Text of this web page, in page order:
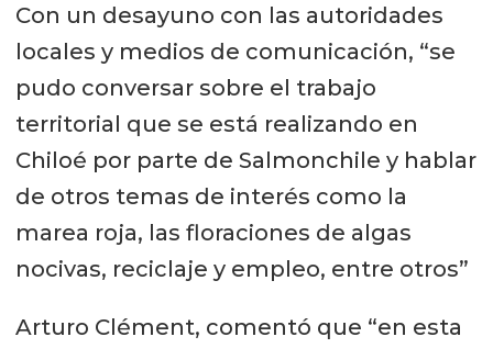
Con un desayuno con las autoridades
locales y medios de comunicación, “se
pudo conversar sobre el trabajo
territorial que se está realizando en
Chiloé por parte de Salmonchile y hablar
de otros temas de interés como la
marea roja, las floraciones de algas
nocivas, reciclaje y empleo, entre otros”
Arturo Clément, comentó que “en esta